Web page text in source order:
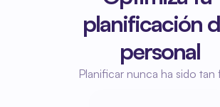
planificación
personal
Planificar nunca ha sido tan